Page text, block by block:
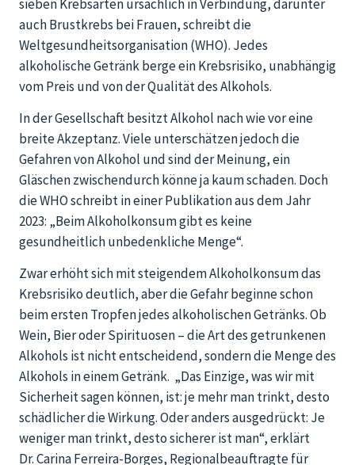
sieben Krebsarten ursächlich in Verbindung, darunter
auch Brustkrebs bei Frauen, schreibt die
Weltgesundheitsorganisation (WHO). Jedes
alkoholische Getränk berge ein Krebsrisiko, unabhängig
vom Preis und von der Qualität des Alkohols.
In der Gesellschaft besitzt Alkohol nach wie vor eine
breite Akzeptanz. Viele unterschätzen jedoch die
Gefahren von Alkohol und sind der Meinung, ein
Gläschen zwischendurch könne ja kaum schaden. Doch
die WHO schreibt in einer Publikation aus dem Jahr
2023: „Beim Alkoholkonsum gibt es keine
gesundheitlich unbedenkliche Menge“.
Zwar erhöht sich mit steigendem Alkoholkonsum das
Krebsrisiko deutlich, aber die Gefahr beginne schon
beim ersten Tropfen jedes alkoholischen Getränks. Ob
Wein, Bier oder Spirituosen – die Art des getrunkenen
Alkohols ist nicht entscheidend, sondern die Menge des
Alkohols in einem Getränk. „Das Einzige, was wir mit
Sicherheit sagen können, ist: je mehr man trinkt, desto
schädlicher die Wirkung. Oder anders ausgedrückt: Je
weniger man trinkt, desto sicherer ist man“, erklärt
Dr. Carina Ferreira-Borges, Regionalbeauftragte für